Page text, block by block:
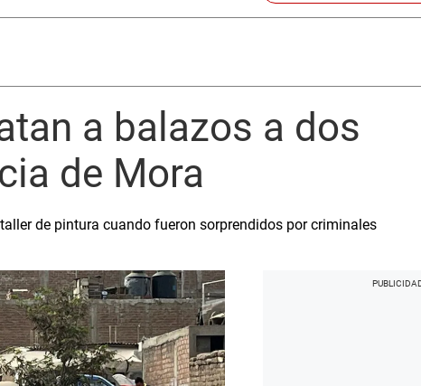
a balazos a dos
de Mora
de pintura cuando fueron sorprendidos por criminales